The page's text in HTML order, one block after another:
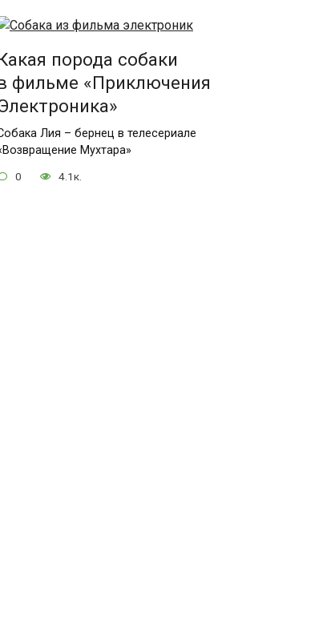
порода собаки
фильме «Приключения
Лия – бернец в телесериале
Мухтара»
0 4.1к.